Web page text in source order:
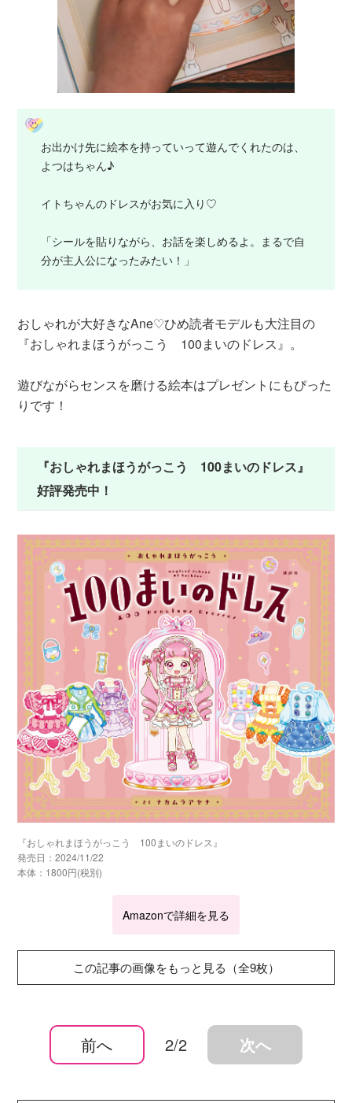
お出かけ先に絵本を持っていって遊んでくれたのは、
よつはちゃん♪
イトちゃんのドレスがお気に入り♡
「シールを貼りながら、お話を楽しめるよ。まるで自
分が主人公になったみたい！」
おしゃれが大好きなAne♡ひめ読者モデルも大注目の
『おしゃれまほうがっこう 100まいのドレス』。
遊びながらセンスを磨ける絵本はプレゼントにもぴった
りです！
『おしゃれまほうがっこう 100まいのドレス』
好評発売中！
『おしゃれまほうがっこう 100まいのドレス』
発売日：2024/11/22
本体：1800円(税別)
Amazonで詳細を見る
この記事の画像をもっと見る（全9枚）
前へ 2/2 次へ